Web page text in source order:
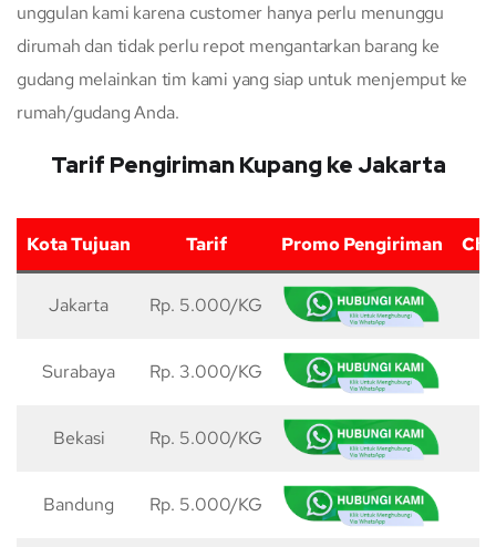
unggulan kami karena customer hanya perlu menunggu
dirumah dan tidak perlu repot mengantarkan barang ke
gudang melainkan tim kami yang siap untuk menjemput ke
rumah/gudang Anda.
Tarif Pengiriman Kupang ke Jakarta
Kota Tujuan Tarif Promo Pengiriman
Jakarta Rp. 5.000/KG
Surabaya Rp. 3.000/KG
Bekasi Rp. 5.000/KG
Bandung Rp. 5.000/KG